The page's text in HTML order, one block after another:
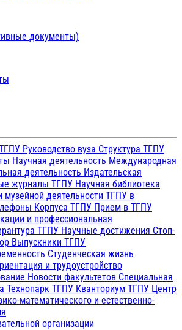
документы)
Руководство вуза Структура ТГПУ
Научная деятельность Международная
деятельность Издательская
журналы ТГПУ Научная библиотека
деятельности ТГПУ в
Корпуса ТГПУ Прием в ТГПУ
и профессиональная
ТГПУ Научные достижения Стоп-
Выпускники ТГПУ
Студенческая жизнь
и трудоустройство
Новости факультетов Специальная
Технопарк ТГПУ Кванториум ТГПУ Центр
математического и естественно-
организации